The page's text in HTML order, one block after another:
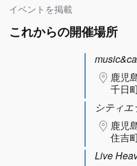
イベントを掲載
これからの開催場所
鹿児
千日
シティ
鹿児
住吉
Live